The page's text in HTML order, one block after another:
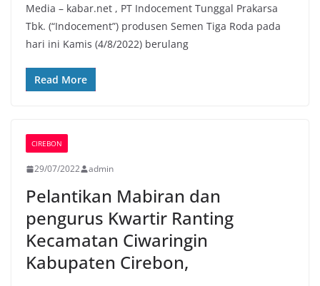
c
e
b
o
o
i
t
t
e
r
a
t
s
p
y
L
Media – kabar.net , PT Indocement Tunggal Prakarsa
Tbk. (“Indocement”) produsen Semen Tiga Roda pada
hari ini Kamis (4/8/2022) berulang
Read More
CIREBON
29/07/2022 admin
Pelantikan Mabiran dan
pengurus Kwartir Ranting
Kecamatan Ciwaringin
Kabupaten Cirebon,